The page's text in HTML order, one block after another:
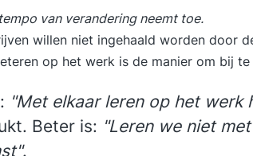
van verandering neemt toe.
willen niet ingehaald worden door
op het werk is de manier om bij te
"Met elkaar leren op het
Beter is: "Leren we niet
.